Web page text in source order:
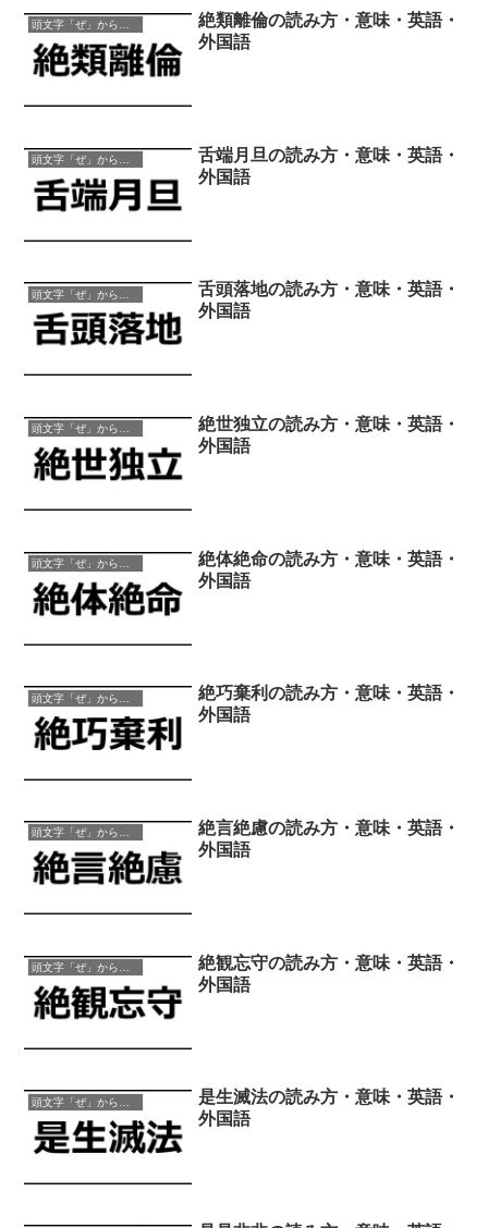
頭文字「ぜ」から始まる四字熟語
絶類離倫の読み方・意味・英語・
外国語
舌端月旦の読み方・意味・英語・
外国語
舌頭落地の読み方・意味・英語・
外国語
頭文字「ぜ」から始まる四字熟語
絶世独立の読み方・意味・英語・
外国語
絶体絶命の読み方・意味・英語・
外国語
絶巧棄利の読み方・意味・英語・
外国語
頭文字「ぜ」から始まる四字熟語
絶言絶慮の読み方・意味・英語・
外国語
絶観忘守の読み方・意味・英語・
外国語
是生滅法の読み方・意味・英語・
外国語